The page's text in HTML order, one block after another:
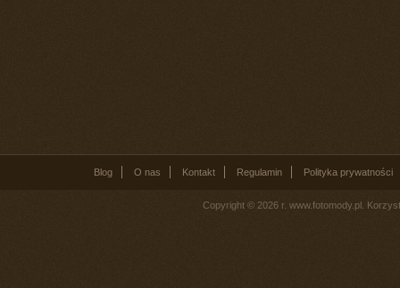
Blog O nas Kontakt Regulamin Polityka prywatności
Copyright © 2026 r. www.fotomody.pl.